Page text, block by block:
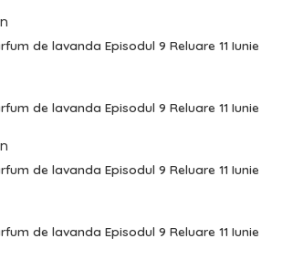
de lavanda Episodul 9 Reluare 11 Iunie
de lavanda Episodul 9 Reluare 11 Iunie
de lavanda Episodul 9 Reluare 11 Iunie
de lavanda Episodul 9 Reluare 11 Iunie